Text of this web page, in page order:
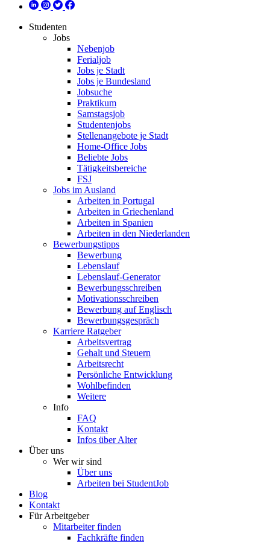
Studenten
Jobs
Nebenjob
Ferialjob
Jobs je Stadt
Jobs je Bundesland
Jobsuche
Praktikum
Samstagsjob
Studentenjobs
Stellenangebote je Stadt
Home-Office Jobs
Beliebte Jobs
Tätigkeitsbereiche
FSJ
Jobs im Ausland
Arbeiten in Portugal
Arbeiten in Griechenland
Arbeiten in Spanien
Arbeiten in den Niederlanden
Bewerbungstipps
Bewerbung
Lebenslauf
Lebenslauf-Generator
Bewerbungsschreiben
Motivationsschreiben
Bewerbung auf Englisch
Bewerbungsgespräch
Karriere Ratgeber
Arbeitsvertrag
Gehalt und Steuern
Arbeitsrecht
Persönliche Entwicklung
Wohlbefinden
Weitere
Info
FAQ
Kontakt
Infos über Alter
Über uns
Wer wir sind
Über uns
Arbeiten bei StudentJob
Blog
Kontakt
Für Arbeitgeber
Mitarbeiter finden
Fachkräfte finden